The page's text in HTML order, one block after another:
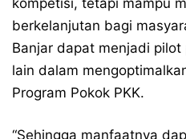
berkelanjutan bagi
Banjar dapat menjadi
lain dalam
Program Pokok PKK.
“Sehingga manfaatnya